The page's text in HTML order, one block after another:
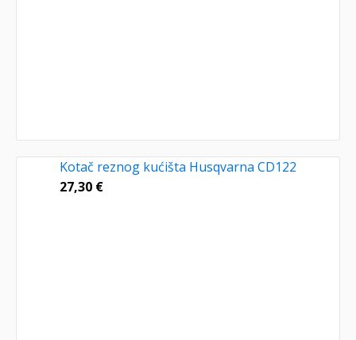
Kotač reznog kućišta Husqvarna CD122
27,30 €